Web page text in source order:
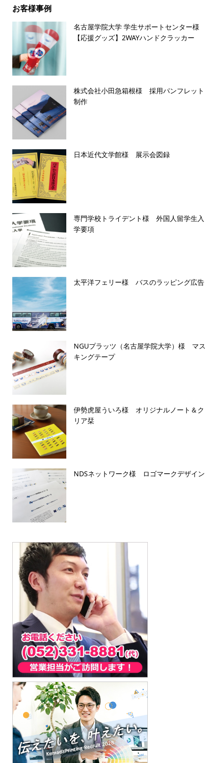
お客様事例
名古屋学院大学 学生サポートセンター様
【応援グッズ】2WAYハンドクラッカー
株式会社小田急箱根様 採用パンフレット
制作
日本近代文学館様 展示会図録
専門学校トライデント様 外国人留学生入
学要項
太平洋フェリー様 バスのラッピング広告
NGUプラッツ（名古屋学院大学）様 マス
キングテープ
伊勢虎屋ういろ様 オリジナルノート＆ク
リア栞
NDSネットワーク様 ロゴマークデザイン